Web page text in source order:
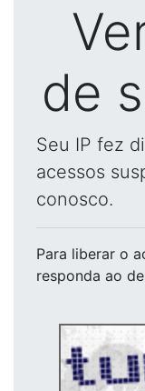
de
Seu IP fez
acessos
conosco.
Para liberar o
responda ao